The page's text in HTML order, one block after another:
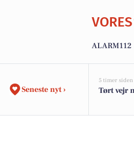
VORES
ALARM112
Seneste nyt ›
5 timer siden |
Tørt vejr